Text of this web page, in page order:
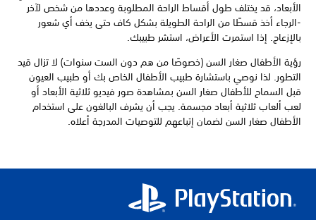
الأبعاد، قد يختلف طول أقساط الراحة المطلوبة وعددها من شخص لآخر
-الرجاء أخذ قسطًا من الراحة الطويلة بشكل كاف حتى يخف أي شعور
بالإزعاج. إذا استمرت الأعراض، استشر طبيبك.
رؤية الأطفال صغار السن (خصوصًا من هم دون الست سنوات) لا تزال قيد
التطور. لذا نوصي باستشارة طبيب الأطفال الخاص بك أو طبيب العيون
قبل السماح للأطفال صغار السن بمشاهدة صور فيديو ثلاثية الأبعاد أو
لعب ألعاب ثلاثية أبعاد مجسمة. يجب أن يشرف البالغون على استخدام
الأطفال صغار السن لضمان إتباعهم للتوصيات المدرجة أعلاه.